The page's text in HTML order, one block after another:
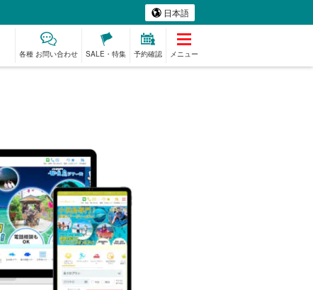
日本語
各種 お問い合わせ SALE・特集 予約確認 メニュー